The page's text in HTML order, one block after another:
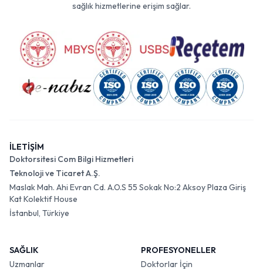
sağlık hizmetlerine erişim sağlar.
İLETİŞİM
Doktorsitesi Com Bilgi Hizmetleri
Teknoloji ve Ticaret A.Ş.
Maslak Mah. Ahi Evran Cd. A.O.S 55 Sokak No:2 Aksoy Plaza Giriş
Kat Kolektif House
İstanbul, Türkiye
SAĞLIK
Uzmanlar
PROFESYONELLER
Doktorlar İçin